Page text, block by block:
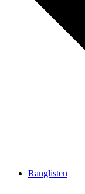
Ranglisten